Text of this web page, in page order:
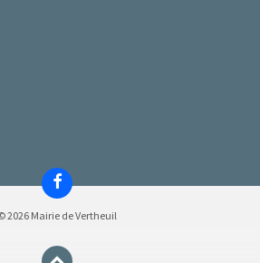
Facebook
2026 Mairie de Vertheuil